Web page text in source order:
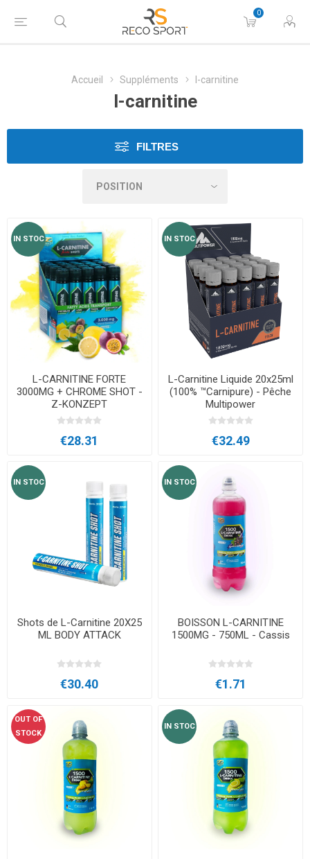
0
Accueil Suppléments l-carnitine
l-carnitine
FILTRES
IN STOC
L-CARNITINE FORTE
3000MG + CHROME SHOT -
Z-KONZEPT
€28.31
IN STOC
L-Carnitine Liquide 20x25ml
(100% ™Carnipure) - Pêche
Multipower
€32.49
IN STOC
Shots de L-Carnitine 20X25
ML BODY ATTACK
€30.40
IN STOC
BOISSON L-CARNITINE
1500MG - 750ML - Cassis
€1.71
OUT OF
STOCK
IN STOC